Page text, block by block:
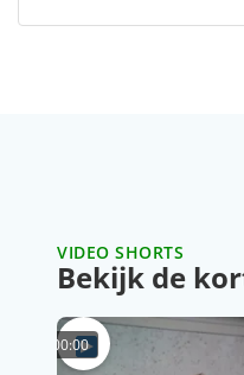
VIDEO SHORTS
Bekijk de
00:00